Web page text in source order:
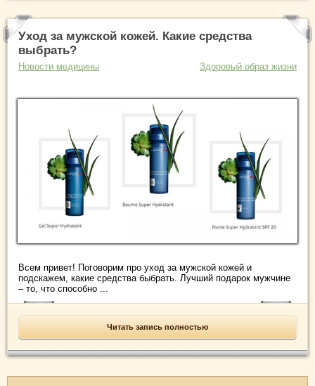
Уход за мужской кожей. Какие средства
выбрать?
Новости медицины Здоровый образ жизни
Всем привет! Поговорим про уход за мужской кожей и
подскажем, какие средства быбрать. Лучший подарок мужчине
– то, что способно ...
Читать запись полностью